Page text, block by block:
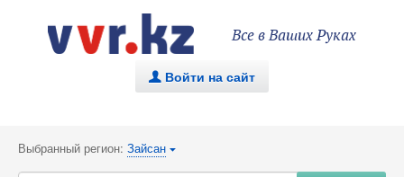
Все в Ваших Руках
. Войти на сайт
Выбранный регион: Зайсан {